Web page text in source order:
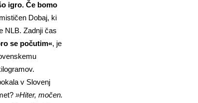
igro. Če bomo
Dobaj, ki
NLB. Zadnji čas
se počutim«, je
v Slovenj
»Hiter, močen.